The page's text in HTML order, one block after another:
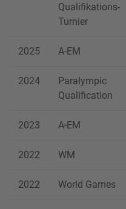
Qualifikations-
Turnier
2025 A-EM
2024
Paralympic
Qualification
2023 A-EM
2022 WM
2022 World Games